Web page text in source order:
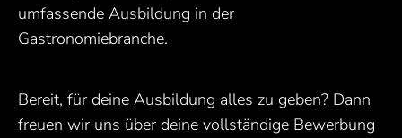
umfassende Ausbildung in der
Gastronomiebranche.
Bereit, für deine Ausbildung alles zu geben? Dann
freuen wir uns über deine vollständige Bewerbung